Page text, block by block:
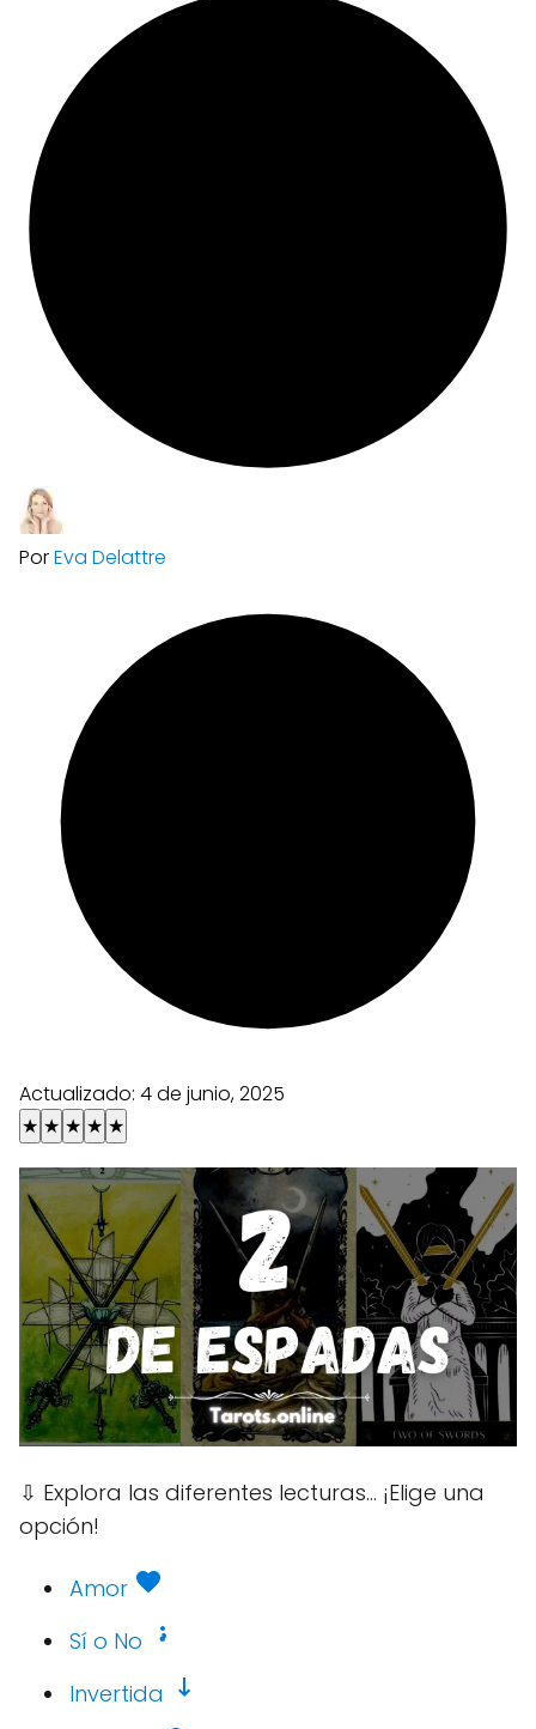
PorEva Delattre
Actualizado: 4 de junio, 2025
★ ★ ★ ★ ★
⇩ Explora las diferentes lecturas... ¡Elige una
opción!
Amor
Sí o No
Invertida